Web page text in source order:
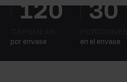
120
por envase
30
en el envase